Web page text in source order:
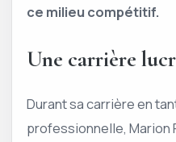
ce milieu compétitif.
Une carrière
Durant sa carrière en
professionnelle, Marion